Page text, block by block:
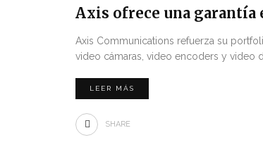
Axis ofrece una garantía
Axis Communications refuerza su
video cámaras, video encoders y video
LEER MÁS
SHARE